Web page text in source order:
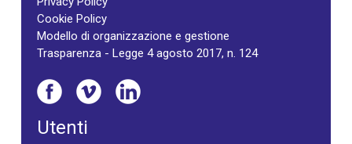
Cookie Policy
Modello di organizzazione e gestione
Trasparenza - Legge 4 agosto 2017, n. 124
Utenti